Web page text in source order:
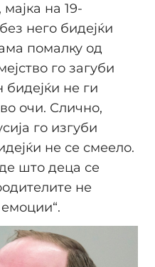
на 19-
него бидејќи
помалку од
го загуби
не ги
очи. Слично,
го изгуби
не се смеело.
што деца се
не